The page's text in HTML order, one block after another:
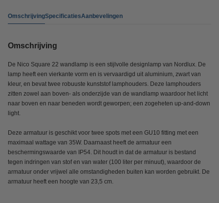
OmschrijvingSpecificatiesAanbevelingen
Omschrijving
De Nico Square 22 wandlamp is een stijlvolle designlamp van Nordlux. De
lamp heeft een vierkante vorm en is vervaardigd uit aluminium, zwart van
kleur, en bevat twee robuuste kunststof lamphouders. Deze lamphouders
zitten zowel aan boven- als onderzijde van de wandlamp waardoor het licht
naar boven en naar beneden wordt geworpen; een zogeheten up-and-down
light.
Deze armatuur is geschikt voor twee spots met een GU10 fitting met een
maximaal wattage van 35W. Daarnaast heeft de armatuur een
beschermingswaarde van IP54. Dit houdt in dat de armatuur is bestand
tegen indringen van stof en van water (100 liter per minuut), waardoor de
armatuur onder vrijwel alle omstandigheden buiten kan worden gebruikt. De
armatuur heeft een hoogte van 23,5 cm.